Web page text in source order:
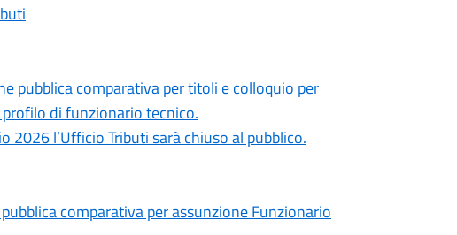
pubblica comparativa per titoli e colloquio per
di funzionario tecnico.
2026 l’Ufficio Tributi sarà chiuso al pubblico.
pubblica comparativa per assunzione Funzionario